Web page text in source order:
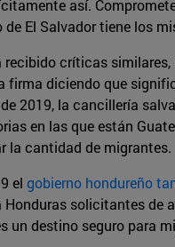
así.
El Salvador tiene los
recibido críticas
firma diciendo que
2019, la cancillería
en las que están
la cantidad de migrantes.
el gobierno hondureño
Honduras solicitantes de
un destino seguro para